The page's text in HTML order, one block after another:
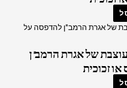
מעוצבת של אגרת הרמב"ן
זכוכית